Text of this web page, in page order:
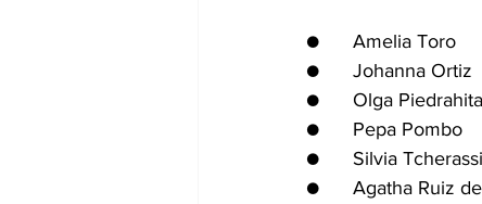
●      Amelia Toro
●      Johanna Ortiz
●      Olga Piedrahita
●      Pepa Pombo
●      Silvia Tcherassi
●      Agatha Ruiz